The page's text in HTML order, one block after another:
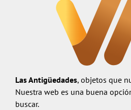
Las Antigüedades, objetos que
Nuestra web es una buena
buscar.